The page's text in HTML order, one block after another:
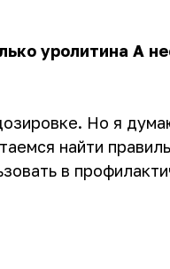
уролитина А
Но я
найти
в